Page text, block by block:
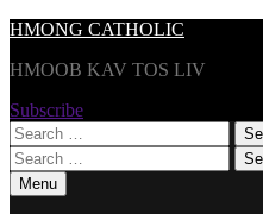
Skip
content
HMONG CATHOLIC
HMOOB KAV TOS LIV
Subscribe
Search
for:
Search
for:Menu